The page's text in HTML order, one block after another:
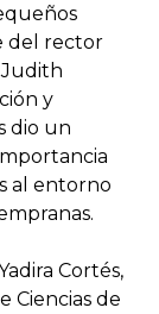
del rector
Judith
y
dio un
al entorno
Cortés,
Ciencias de